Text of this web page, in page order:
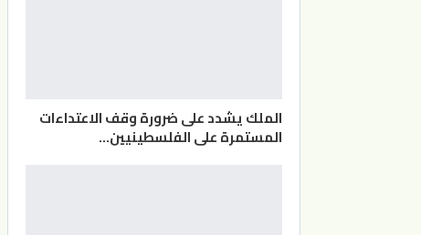
الملك يشدد على ضرورة وقف الاعتداءات
المستمرة على الفلسطينيين…